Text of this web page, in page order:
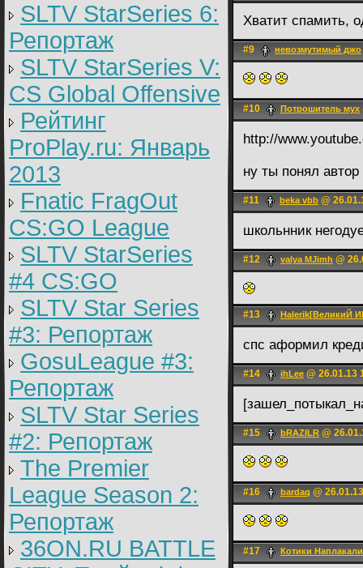
SLTV StarSeries 6:
Репортаж
SLTV StarSeries V:
CS Global Offensive
Рейтинг
ProPlay.ru: Январь
2013
Fnatic FragOut
CS:GO League
SLTV StarSeries
#4 CS:GO
SLTV Star Series
#3: Репортаж
GosuLeague #3:
Репортаж
SLTV Star Series
#2: Репортаж
The Premier
League Season 2:
Репортаж
36ON.RU BATTLE
Хватит спамить,
#9 невозмутимый джо
#10 Потрошитель мух
http://
ну ты понял автор
#11 beka vbb @
школьнник
#12 valya MJimh @
#13 Halerik[ВеликиЙ
спс аформил
#14 ihLee @ 26.01.13
#15 bRAZILR @
#16 bardaq @
#17 Котики Наплакали